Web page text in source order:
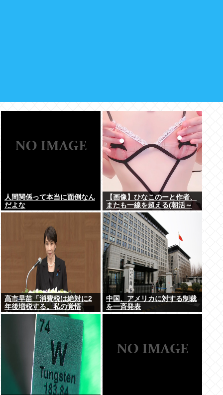
人間関係って本当に面倒なん
だよな
【画像】ひなこのーと作者、
またも一線を超える(朝活～
くぱぁ)www
高市早苗「消費税は絶対に2
年後増税する。私の覚悟
だ。」
中国、アメリカに対する制裁
を一斉発表